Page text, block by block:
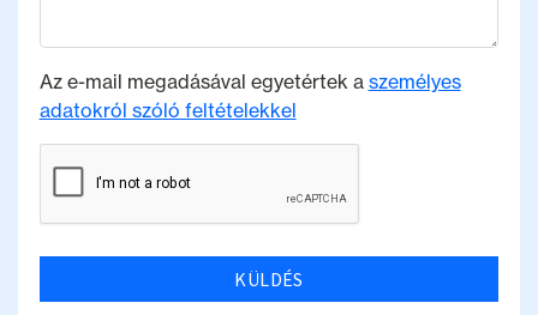
Az e-mail megadásával egyetértek a személyes
adatokról szóló feltételekkel
KÜLDÉS